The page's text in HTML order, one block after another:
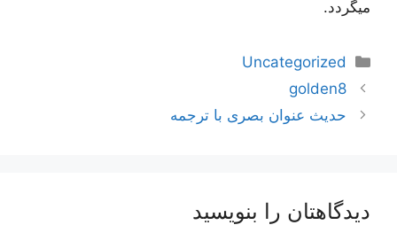
میگردد.
دسته‌ها
Uncategorized
ناوبری
نوشته‌ها
golden8
حدیث عنوان بصری با ترجمه
دیدگاهتان را بنویسید